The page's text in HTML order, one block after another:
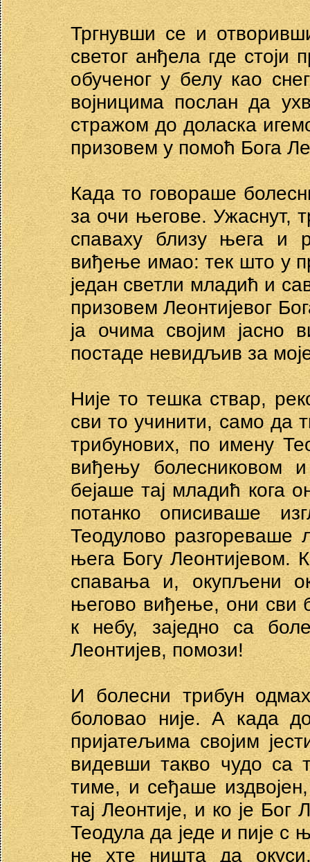
Тргнувши се и
светог анђела где
обученог у белу као
војницима послан да
стражом до доласка
призовем у помоћ Бога
Када то говораше
за очи његове. Ужаснут,
спаваху близу њега и
виђење имао: тек што у
један светли младић и
призовем Леонтијевог
ја очима својим јасно
постаде невидљив за
Није то тешка ствар,
сви то учинити, само да
трибунових, по имену
виђењу болесниковом
бејаше тај младић кога
потанко описиваше
Теодулово
њега Богу Леонтијевом.
спавања и, окупљени
његово виђење, они сви
к небу, заједно са
Леонтијев, помози!
И болесни трибун
боловао није. А када
пријатељима својим
видевши такво чудо са
тиме, и сеђаше
тај Леонтије, и ко је Бог
Теодула да једе и пије с
не хте ништа да